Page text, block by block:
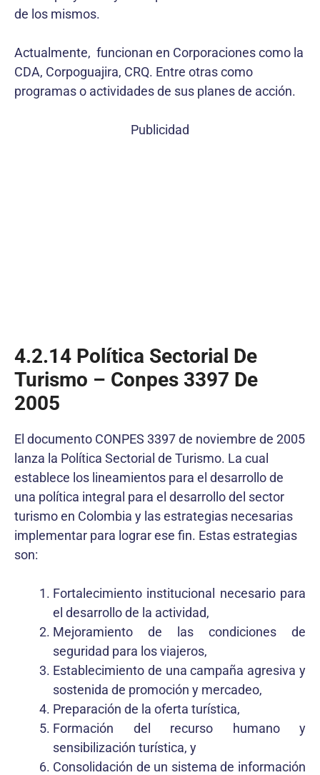
de los mismos.
Actualmente, funcionan en Corporaciones como la
CDA, Corpoguajira, CRQ. Entre otras como
programas o actividades de sus planes de acción.
Publicidad
4.2.14 Política Sectorial De
Turismo – Conpes 3397 De
2005
El documento CONPES 3397 de noviembre de 2005
lanza la Política Sectorial de Turismo. La cual
establece los lineamientos para el desarrollo de
una política integral para el desarrollo del sector
turismo en Colombia y las estrategias necesarias
implementar para lograr ese fin. Estas estrategias
son:
Fortalecimiento institucional necesario para
el desarrollo de la actividad,
Mejoramiento de las condiciones de
seguridad para los viajeros,
Establecimiento de una campaña agresiva y
sostenida de promoción y mercadeo,
Preparación de la oferta turística,
Formación del recurso humano y
sensibilización turística, y
Consolidación de un sistema de información